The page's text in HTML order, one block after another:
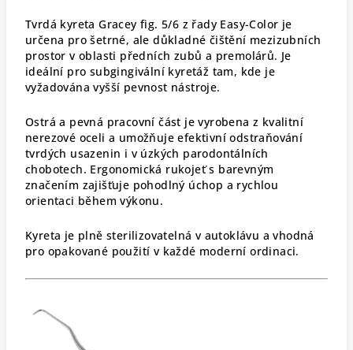
Tvrdá kyreta Gracey fig. 5/6 z řady Easy-Color je
určena pro šetrné, ale důkladné čištění mezizubních
prostor v oblasti předních zubů a premolárů. Je
ideální pro subgingivální kyretáž tam, kde je
vyžadována vyšší pevnost nástroje.
Ostrá a pevná pracovní část je vyrobena z kvalitní
nerezové oceli a umožňuje efektivní odstraňování
tvrdých usazenin i v úzkých parodontálních
chobotech. Ergonomická rukojeť s barevným
značením zajišťuje pohodlný úchop a rychlou
orientaci během výkonu.
Kyreta je plně sterilizovatelná v autoklávu a vhodná
pro opakované použití v každé moderní ordinaci.